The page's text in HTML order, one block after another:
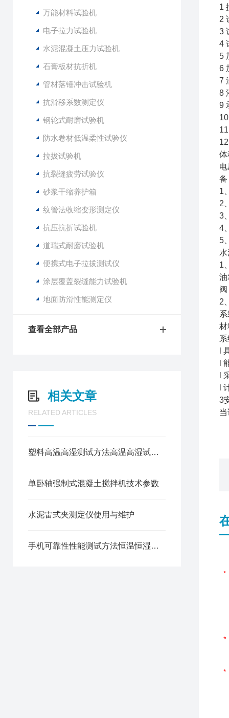
万能材料试验机
电子拉力试验机
水泥混凝土压力试验机
石膏板材抗折机
管材落锤冲击试验机
抗滑移系数测定仪
钢轮式耐磨试验机
防水卷材低温柔性试验仪
拉拔试验机
抗裂缝疲劳试验仪
砂浆干缩养护箱
纹管法收缩变形测定仪
抗压抗折试验机
道瑞式耐磨试验机
便携式电子拉拔测试仪
涂层覆盖裂缝能力试验机
地面防滑性能测定仪
查看全部产品
相关文章
RELATED ARTICLES
塑料高温高湿测试方法高温高湿试验箱
单卧轴强制式混凝土搅拌机技术参数
水泥雷式夹测定仪使用与维护
手机可靠性性能测试方法恒温恒湿试验箱
1
2
3
4
5
6
7
8
9
体
1
2
3
4
5
1
油
2
l
l
l
l
3